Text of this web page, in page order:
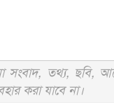
তথ্য, ছবি,
করা যাবে না।